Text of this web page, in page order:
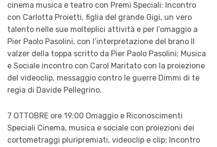
cinema musica e teatro con Premi Speciali: Incontro
con Carlotta Proietti, figlia del grande Gigi, un vero
talento nelle sue molteplici attività e per l’omaggio a
Pier Paolo Pasolini, con l’interpretazione del brano Il
valzer della toppa scritto da Pier Paolo Pasolini; Musica
e Sociale incontro con Carol Maritato con la proiezione
del videoclip, messaggio contro le guerre Dimmi di te
regia di Davide Pellegrino.
7 OTTOBRE ore 19:00 Omaggio e Riconoscimenti
Speciali Cinema, musica e sociale con proiezioni dei
cortometraggi pluripremiati, videoclip e clip: Incontro